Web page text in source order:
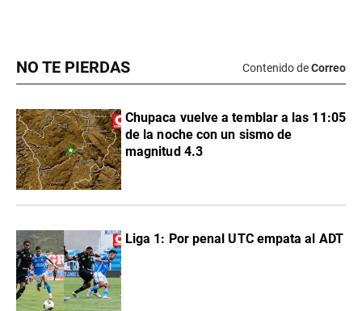
NO TE PIERDAS Contenido deCorreo
Chupaca vuelve a temblar a las 11:05
de la noche con un sismo de
magnitud 4.3
Liga 1: Por penal UTC empata al ADT